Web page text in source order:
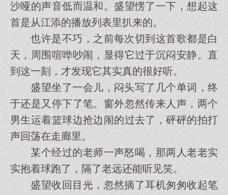
沙哑的声音低而温和。盛望愣了一下，想起这
首是从江添的播放列表里扒来的。
也许是不巧，之前每次切到这首歌都是白
天，周围喧哗吵闹，显得它过于沉闷安静。直
到这一刻，才发现它其实真的很好听。
盛望坐了一会儿，闷头写了几个单词，终
于还是又停下了笔。窗外忽然传来人声，两个
男生运着篮球边抢边闹的过去了，砰砰的拍打
声回荡在走廊里。
某个经过的老师一声怒喝，那两人老老实
实抱着球跑了，隔了老远还能听见笑。
盛望收回目光，忽然摘了耳机匆匆收起笔